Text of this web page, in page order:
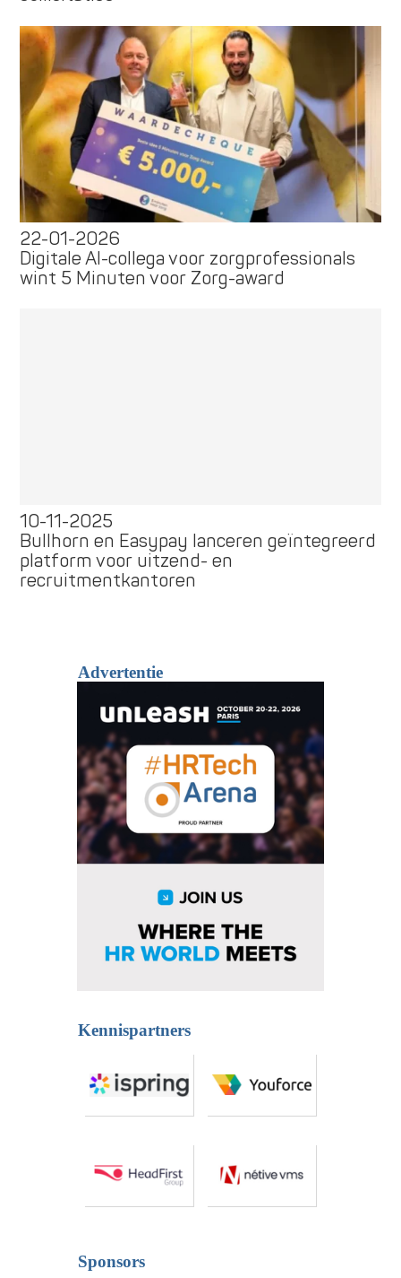
22-01-2026
Digitale AI-collega voor zorgprofessionals
wint 5 Minuten voor Zorg-award
10-11-2025
Bullhorn en Easypay lanceren geïntegreerd
platform voor uitzend- en
recruitmentkantoren
Advertentie
Kennispartners
Sponsors